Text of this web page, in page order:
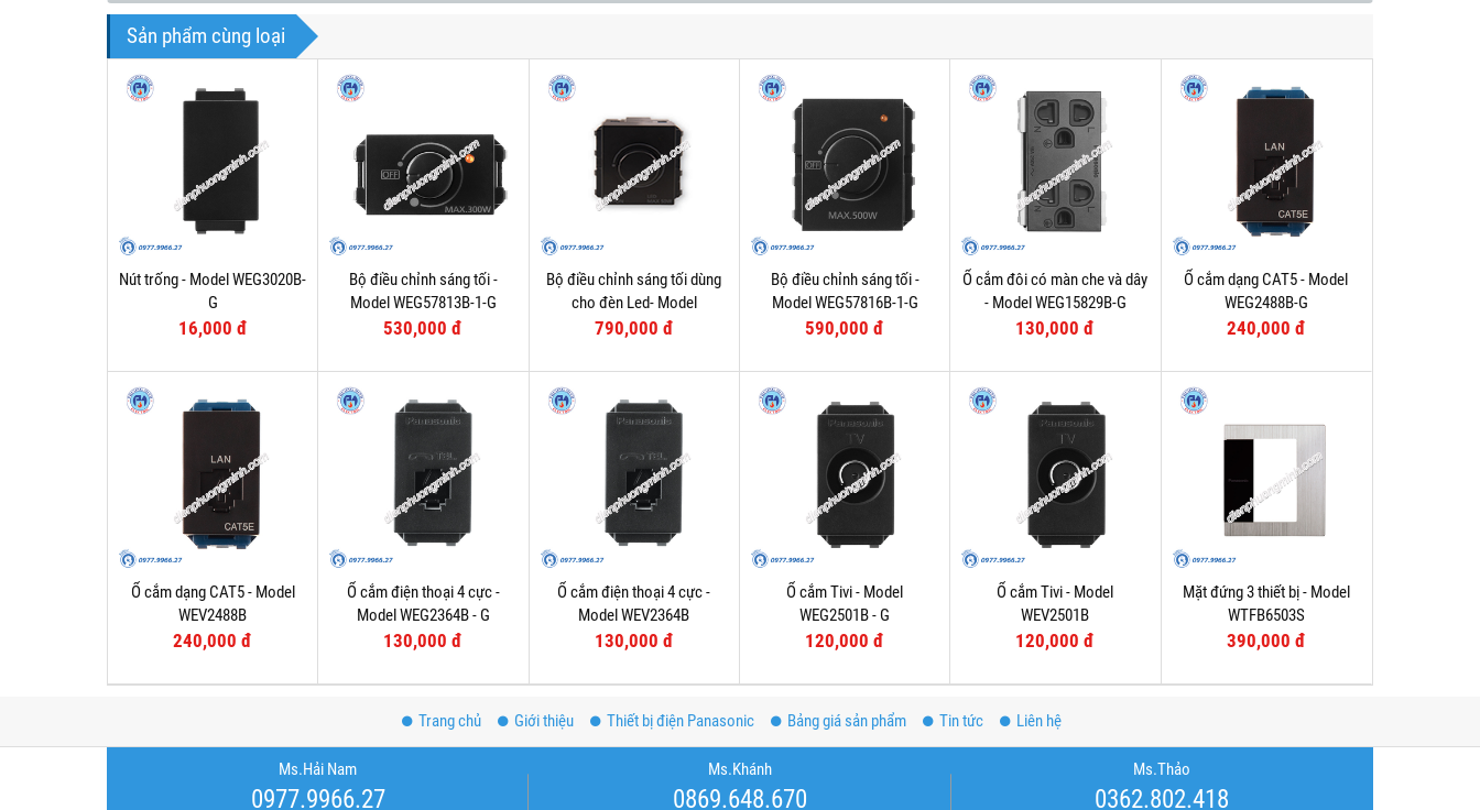
Sản phẩm cùng loại
Nút trống - Model WEG3020B-
G
16,000 đ
Bộ điều chỉnh sáng tối -
Model WEG57813B-1-G
530,000 đ
Bộ điều chỉnh sáng tối dùng
cho đèn Led- Model
WEG57912B-1
790,000 đ
Bộ điều chỉnh sáng tối -
Model WEG57816B-1-G
590,000 đ
Ổ cắm đôi có màn che và dây
- Model WEG15829B-G
130,000 đ
Ổ cắm dạng CAT5 - Model
WEG2488B-G
240,000 đ
Ổ cắm dạng CAT5 - Model
WEV2488B
240,000 đ
Ổ cắm điện thoại 4 cực -
Model WEG2364B - G
130,000 đ
Ổ cắm điện thoại 4 cực -
Model WEV2364B
130,000 đ
Ổ cắm Tivi - Model
WEG2501B - G
120,000 đ
Ổ cắm Tivi - Model
WEV2501B
120,000 đ
Mặt đứng 3 thiết bị - Model
WTFB6503S
390,000 đ
Trang chủ Giới thiệu Thiết bị điện Panasonic Bảng giá sản phẩm Tin tức Liên hệ
Ms.Hải Nam
0977.9966.27
Ms.Khánh
0869.648.670
Ms.Thảo
0362.802.418